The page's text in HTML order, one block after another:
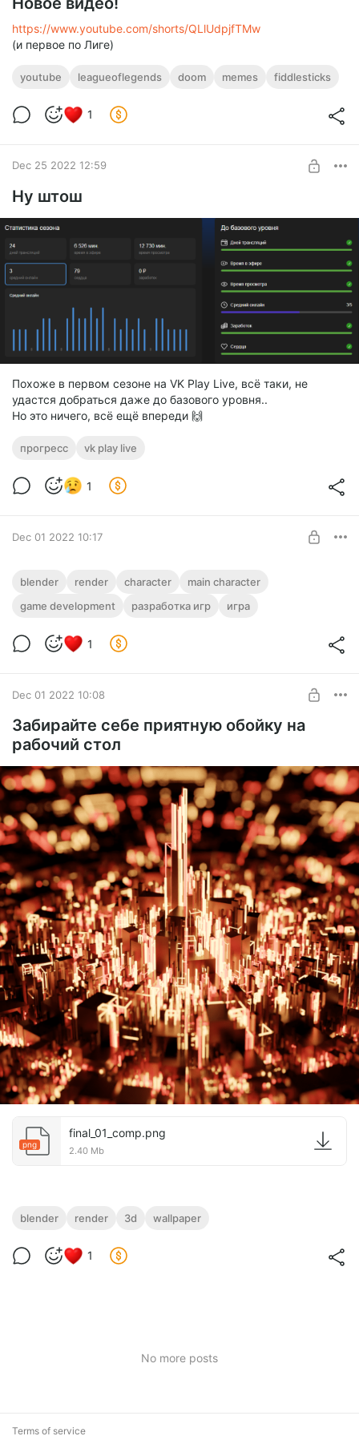
https://www.youtube.com/shorts/QLlUdpjfTMw
(и первое по Лиге)
youtube leagueoflegends doom memes fiddlesticks
1
Dec 25 2022 12:59
Ну штош
Похоже в первом сезоне на VK Play Live, всё таки, не
удастся добраться даже до базового уровня..
Но это ничего, всё ещё впереди 🙌
прогресс vk play live
1
Dec 01 2022 10:17
Значит я делаю игру..
Level required:
blender render character
main character
game development
разработка игр игра
1
Dec 01 2022 10:08
Забирайте себе приятную обойку на
рабочий стол
png
final_01_comp.png
2.40 Mb
blender render 3d wallpaper
1
No more posts
Terms of service